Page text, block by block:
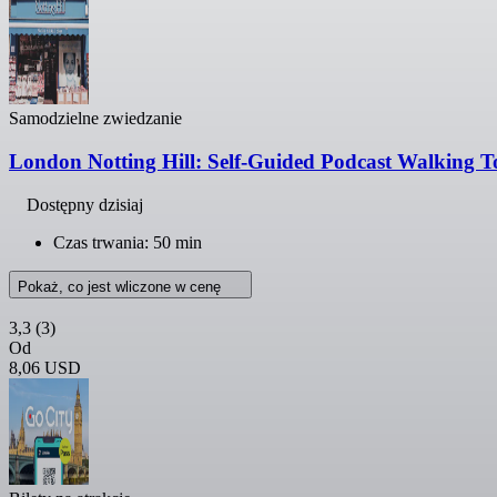
Samodzielne zwiedzanie
London Notting Hill: Self-Guided Podcast Walking
Dostępny dzisiaj
Czas trwania: 50 min
Pokaż, co jest wliczone w cenę
3,3 (3)
Od
8,06 USD